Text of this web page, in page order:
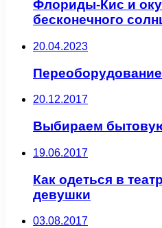
Флориды-Кис и
бесконечного
20.04.2023
20.12.2017
Выбираем
19.06.2017
Как одеться в
девушки
03.08.2017